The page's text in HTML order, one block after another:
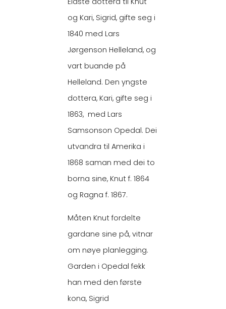
og Kari, Sigrid, gifte seg i
1840 med Lars
Jørgenson Helleland, og
vart buande på
Helleland. Den yngste
dottera, Kari, gifte seg i
1863, med Lars
Samsonson Opedal. Dei
utvandra til Amerika i
1868 saman med dei to
borna sine, Knut f. 1864
og Ragna f. 1867.
Måten Knut fordelte
gardane sine på, vitnar
om nøye planlegging.
Garden i Opedal fekk
han med den første
kona, Sigrid